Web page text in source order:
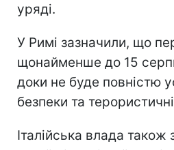
уряді.
У Римі зазначили, що
щонайменше до 15
доки не буде повністю
безпеки та
Італійська влада також